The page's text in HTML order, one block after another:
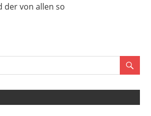
der von allen so